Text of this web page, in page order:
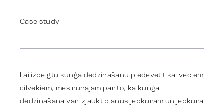
Identity
Team
Case study
Lai izbeigtu kuņģa dedzināšanu piedēvēt tikai veciem
cilvēkiem, mēs runājam par to, kā kuņģa
dedzināšana var izjaukt plānus jebkuram un jebkurā